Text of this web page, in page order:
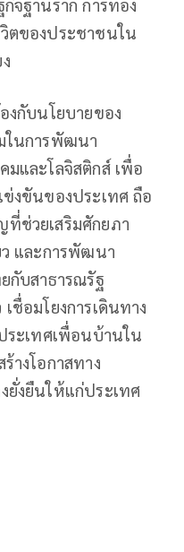
จฐานราก การท่อง
ตของประชาชนใน
งกับนโยบายของ
ในการพัฒนา
และโลจิสติกส์ เพื่อ
งขันของประเทศ ถือ
ที่ช่วยเสริมศักยภา
และการพัฒนา
กับสาธารณรัฐ
ชื่อมโยงการเดินทาง
ระเทศเพื่อนบ้านใน
างโอกาสทาง
ยั่งยืนให้แก่ประเทศ